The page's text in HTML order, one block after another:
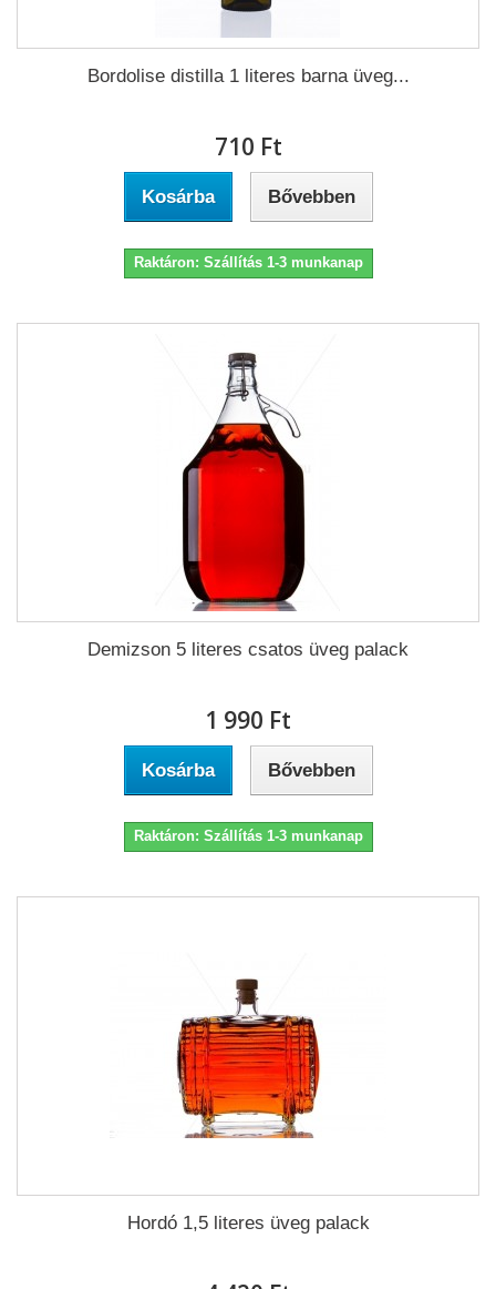
Bordolise distilla 1 literes barna üveg...
710 Ft‎
Kosárba Bővebben
Raktáron: Szállítás 1-3 munkanap
Demizson 5 literes csatos üveg palack
1 990 Ft‎
Kosárba Bővebben
Raktáron: Szállítás 1-3 munkanap
Hordó 1,5 literes üveg palack